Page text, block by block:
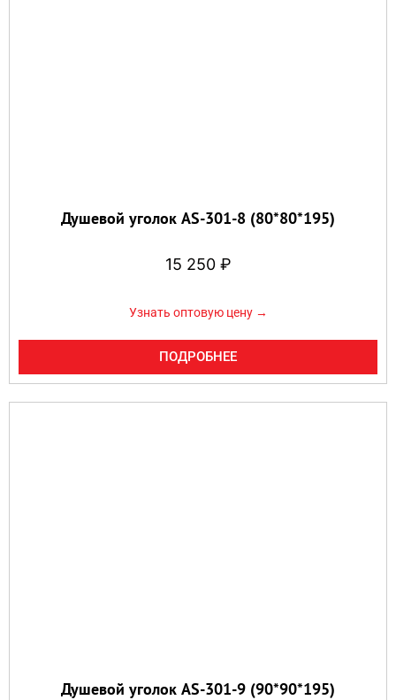
Душевой уголок AS-301-8 (80*80*195)
15 250 ₽
Узнать оптовую цену →
ПОДРОБНЕЕ
Душевой уголок AS-301-9 (90*90*195)